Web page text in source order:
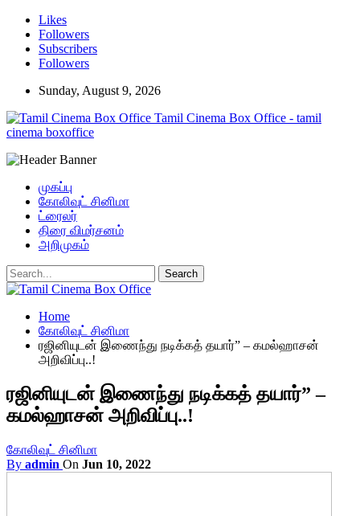
Likes
Followers
Subscribers
Followers
Sunday, August 9, 2026
Tamil Cinema Box Office - tamil
cinema boxoffice
முகப்பு
கோலிவுட் சினிமா
ட்ரைலர்
திரை விமர்சனம்
அறிமுகம்
Home
கோலிவுட் சினிமா
ரஜினியுடன் இணைந்து நடிக்கத் தயார்” – கமல்ஹாசன்
அறிவிப்பு..!
ரஜினியுடன் இணைந்து நடிக்கத் தயார்” –
கமல்ஹாசன் அறிவிப்பு..!
கோலிவுட் சினிமா
By admin On Jun 10, 2022